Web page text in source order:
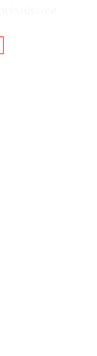
ะยังคงไม่